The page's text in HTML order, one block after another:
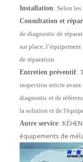
Installation: Selon
Consultation et
de diagnostic de
sur place,
de réparation.
Entretien préventif:
inspection stricte avant
diagnostic et de
la solution et de
Autre service: KÉ
équipements de